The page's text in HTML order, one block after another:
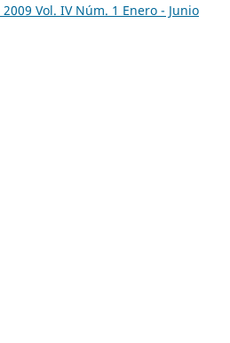
Vol. IV Núm. 1 Enero - Junio